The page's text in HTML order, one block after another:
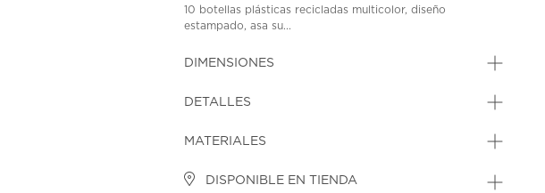
10 botellas plásticas recicladas multicolor, diseño
estampado, asa su...
DIMENSIONES
DETALLES
MATERIALES
DISPONIBLE EN TIENDA